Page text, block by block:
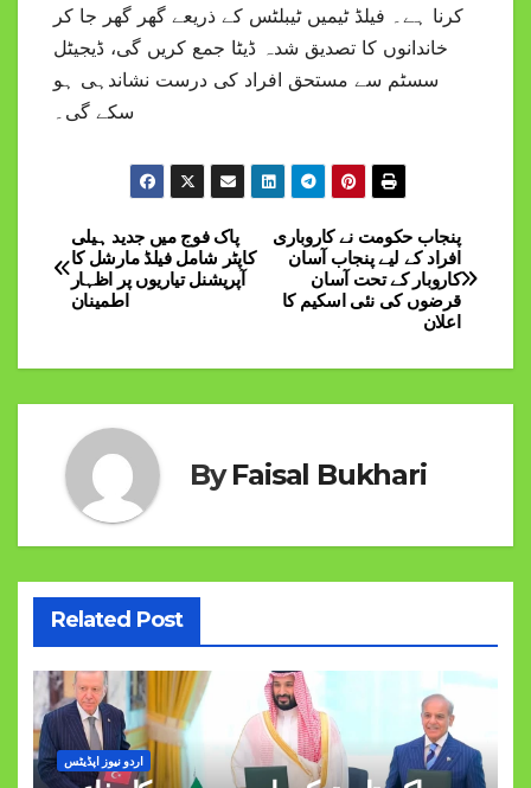
کرنا ہے۔ فیلڈ ٹیمیں ٹیبلٹس کے ذریعے گھر گھر جا کر
خاندانوں کا تصدیق شدہ ڈیٹا جمع کریں گی، ڈیجیٹل
سسٹم سے مستحق افراد کی درست نشاندہی ہو
سکے گی۔
Post
navigation
پنجاب حکومت نے کاروباری
افراد کے لیے پنجاب آسان
کاروبار کے تحت آسان
قرضوں کی نئی اسکیم کا
اعلان
پاک فوج میں جدید ہیلی
کاپٹر شامل فیلڈ مارشل کا
آپریشنل تیاریوں پر اظہار
اطمینان
ByFaisal Bukhari
Related Post
اردو نیوز اپڈیٹس